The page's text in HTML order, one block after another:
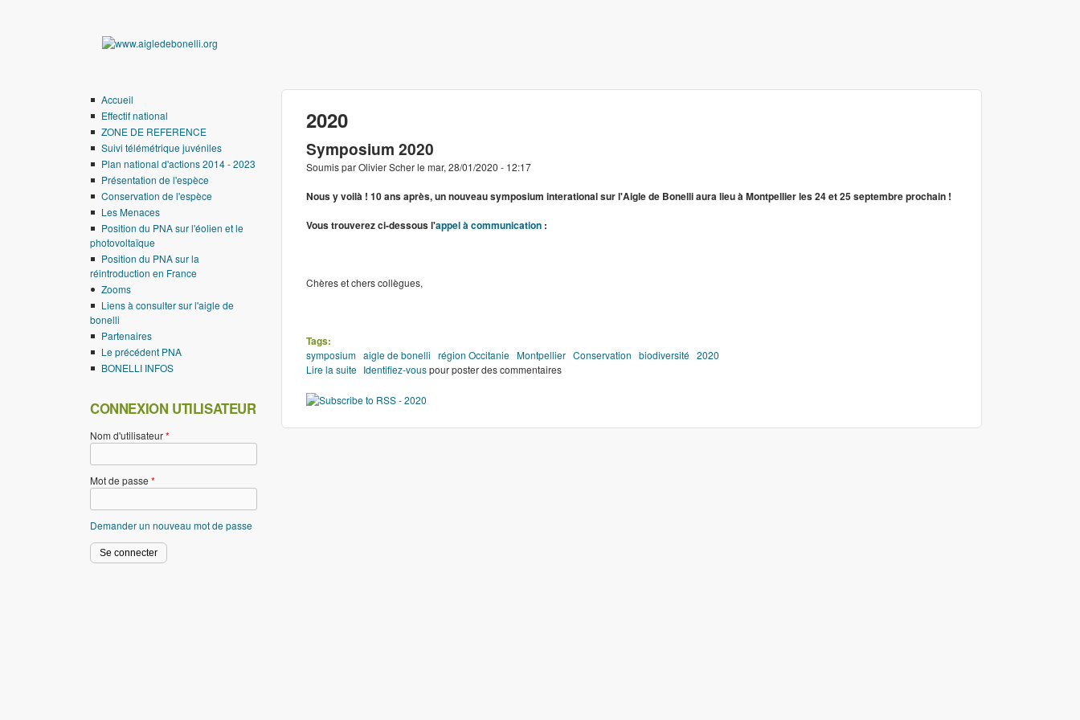
2020
Symposium 2020
Soumis parOlivier Scherle mar, 28/01/2020 - 12:17
Nous y voilà ! 10 ans après, un nouveau symposium interational sur l'Aigle de Bonelli aura lieu à Montpellier les 24 et 25 septembre prochain !
Vous trouverez ci-dessous l'appel à communication :
Chères et chers collègues,
Tags:
symposium aigle de bonelli région Occitanie Montpellier Conservation biodiversité 2020
Lire la suite de Symposium 2020
Identifiez-vouspour poster des commentaires
Accueil
Effectif national
ZONE DE REFERENCE
Suivi télémétrique juvéniles
Plan national d'actions 2014 - 2023
Présentation de l'espèce
Conservation de l'espèce
Les Menaces
Position du PNA sur l'éolien et le
photovoltaïque
Position du PNA sur la
réintroduction en France
Zooms
Liens à consulter sur l'aigle de
bonelli
Partenaires
Le précédent PNA
BONELLI INFOS
CONNEXION UTILISATEUR
Nom d'utilisateur*
Mot de passe *
Demander un nouveau mot de passe